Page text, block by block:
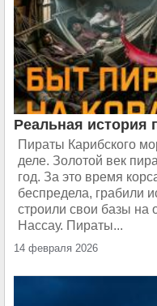
Реальная история
Пираты Карибского
деле. Золотой век
год. За это время
беспредела, грабили
строили свои базы на
Нассау. Пираты...
14 февраля 2026